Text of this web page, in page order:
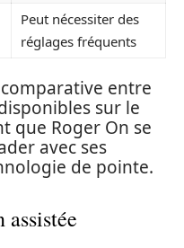
Peut nécessiter des
réglages fréquents
entre
sur le
que Roger On se
avec ses
de pointe.